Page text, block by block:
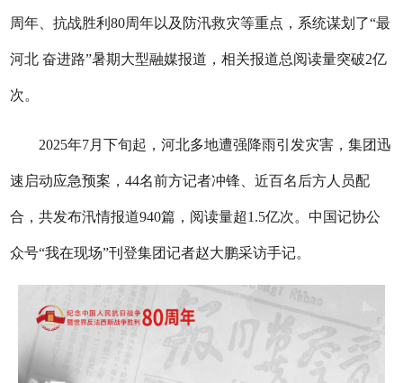
周年、抗战胜利80周年以及防汛救灾等重点，系统谋划了“最
河北 奋进路”暑期大型融媒报道，相关报道总阅读量突破2亿
次。
2025年7月下旬起，河北多地遭强降雨引发灾害，集团迅
速启动应急预案，44名前方记者冲锋、近百名后方人员配
合，共发布汛情报道940篇，阅读量超1.5亿次。中国记协公
众号“我在现场”刊登集团记者赵大鹏采访手记。